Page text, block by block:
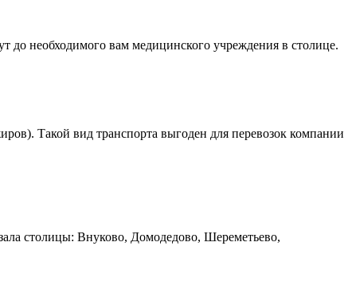
до необходимого вам медицинского учреждения в столице.
Такой вид транспорта выгоден для перевозок компании
столицы: Внуково, Домодедово, Шереметьево,